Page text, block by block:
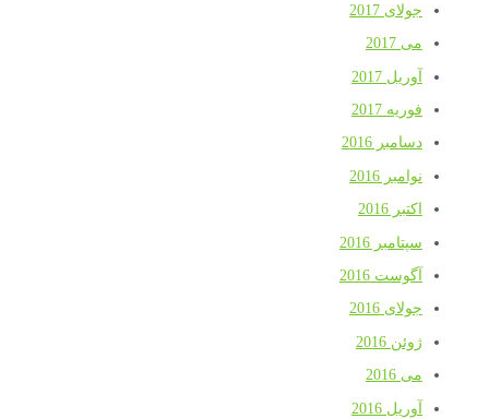
جولای 2017
می 2017
آوریل 2017
فوریه 2017
دسامبر 2016
نوامبر 2016
اکتبر 2016
سپتامبر 2016
آگوست 2016
جولای 2016
ژوئن 2016
می 2016
آوریل 2016